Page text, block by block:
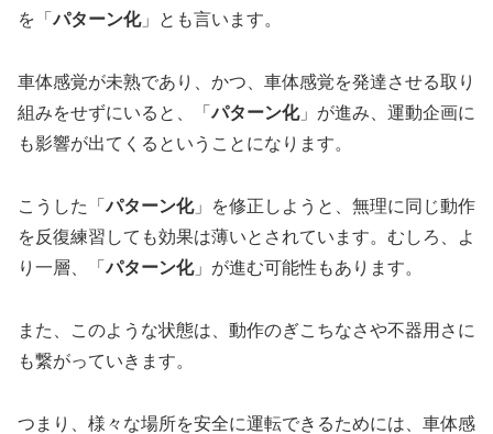
を「パターン化」とも言います。
車体感覚が未熟であり、かつ、車体感覚を発達させる取り
組みをせずにいると、「パターン化」が進み、運動企画に
も影響が出てくるということになります。
こうした「パターン化」を修正しようと、無理に同じ動作
を反復練習しても効果は薄いとされています。むしろ、よ
り一層、「パターン化」が進む可能性もあります。
また、このような状態は、動作のぎこちなさや不器用さに
も繋がっていきます。
つまり、様々な場所を安全に運転できるためには、車体感